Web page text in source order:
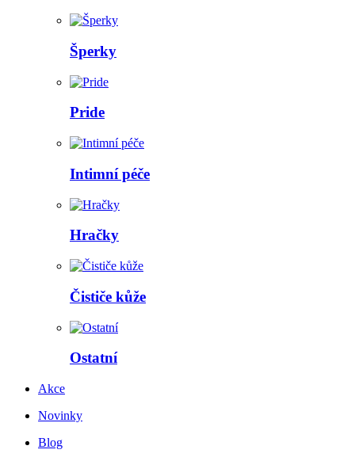
Šperky
Pride
Intimní péče
Hračky
Čističe kůže
Ostatní
Akce
Novinky
Blog